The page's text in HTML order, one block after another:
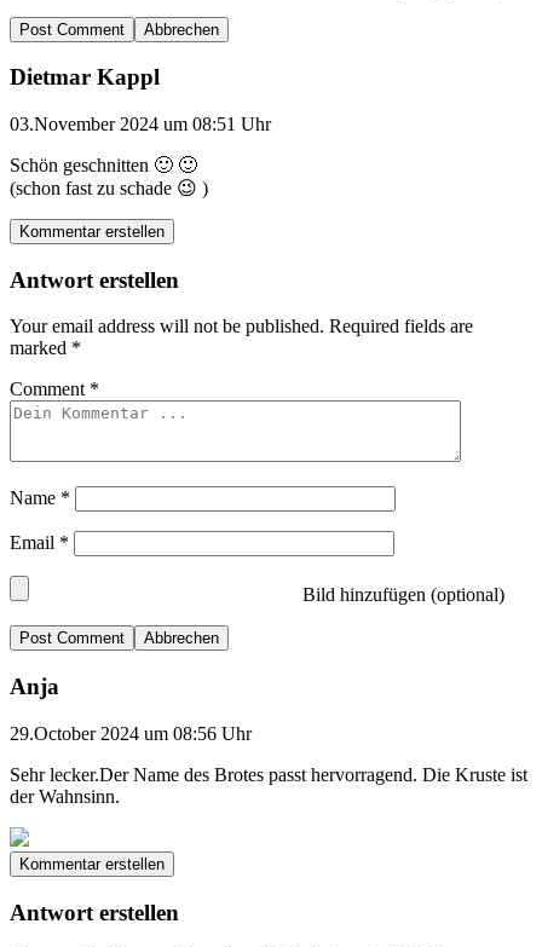
Abbrechen
Dietmar Kappl
03.November 2024 um 08:51 Uhr
Schön geschnitten 🙂 🙂
(schon fast zu schade 😉 )
Kommentar erstellen
Antwort erstellen
Your email address will not be published. Required fields are
marked *
Comment *
Name *
Email *
Bild hinzufügen (optional)
Abbrechen
Anja
29.October 2024 um 08:56 Uhr
Sehr lecker.Der Name des Brotes passt hervorragend. Die Kruste ist
der Wahnsinn.
Kommentar erstellen
Antwort erstellen